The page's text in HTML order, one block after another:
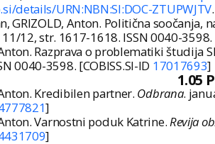
details/URN:NBN:SI:DOC-ZTUPWJTV
GRIZOLD, Anton. Politična soočanja,
12, str. 1617-1618. ISSN 0040-3598.
Razprava o problematiki študija
0040-3598. [COBISS.SI-ID 17017693]
1.05
Kredibilen partner. Odbrana.
]
Varnostni poduk Katrine.Revija
]